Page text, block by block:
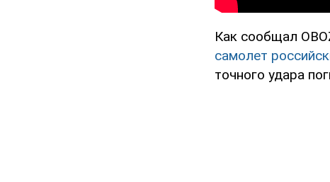
Как сообщал
самолет
точного удара